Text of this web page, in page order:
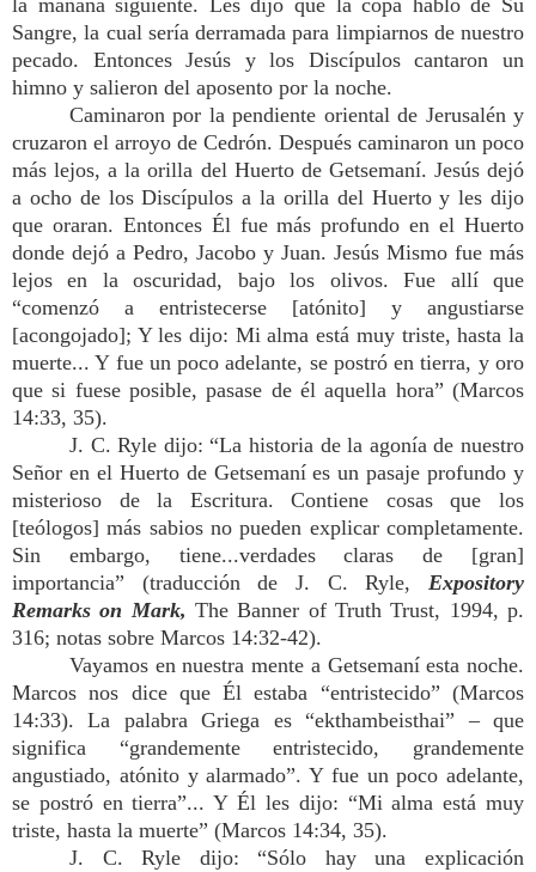
la mañana siguiente. Les dijo que la copa habló de Su
Sangre, la cual sería derramada para limpiarnos de nuestro
pecado. Entonces Jesús y los Discípulos cantaron un
himno y salieron del aposento por la noche.
Caminaron por la pendiente oriental de Jerusalén y
cruzaron el arroyo de Cedrón. Después caminaron un poco
más lejos, a la orilla del Huerto de Getsemaní. Jesús dejó
a ocho de los Discípulos a la orilla del Huerto y les dijo
que oraran. Entonces Él fue más profundo en el Huerto
donde dejó a Pedro, Jacobo y Juan. Jesús Mismo fue más
lejos en la oscuridad, bajo los olivos. Fue allí que
“comenzó a entristecerse [atónito] y angustiarse
[acongojado]; Y les dijo: Mi alma está muy triste, hasta la
muerte... Y fue un poco adelante, se postró en tierra, y oro
que si fuese posible, pasase de él aquella hora” (Marcos
14:33, 35).
J. C. Ryle dijo: “La historia de la agonía de nuestro
Señor en el Huerto de Getsemaní es un pasaje profundo y
misterioso de la Escritura. Contiene cosas que los
[teólogos] más sabios no pueden explicar completamente.
Sin embargo, tiene...verdades claras de [gran]
importancia” (traducción de J. C. Ryle, Expository
Remarks on Mark, The Banner of Truth Trust, 1994, p.
316; notas sobre Marcos 14:32-42).
Vayamos en nuestra mente a Getsemaní esta noche.
Marcos nos dice que Él estaba “entristecido” (Marcos
14:33). La palabra Griega es “ekthambeisthai” – que
significa “grandemente entristecido, grandemente
angustiado, atónito y alarmado”. Y fue un poco adelante,
se postró en tierra”... Y Él les dijo: “Mi alma está muy
triste, hasta la muerte” (Marcos 14:34, 35).
J. C. Ryle dijo: “Sólo hay una explicación